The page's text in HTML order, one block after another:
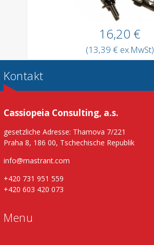
16,20 €
(13,39 € ex.MwSt)
Kontakt
Cassiopeia Consulting, a.s.
gesetzliche Adresse: Thamova 7/221
Praha 8, 186 00, Tschechische Republik
info@mastrant.com
+420 731 951 559
+420 603 420 073
Menu